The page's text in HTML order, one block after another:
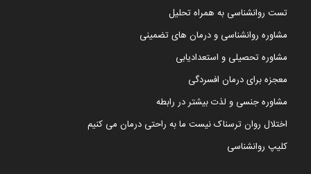
تست روانشناسی به همراه تحلیل
مشاوره روانشناسی و درمان های تضمینی
مشاوره تحصیلی و استعدادیابی
معجزه برای درمان افسردگی
مشاوره جنسی و لذت بیشتر در رابطه
اختلال روان ترسناک نیست ما به راحتی درمان می کنیم
کلیپ روانشناسی